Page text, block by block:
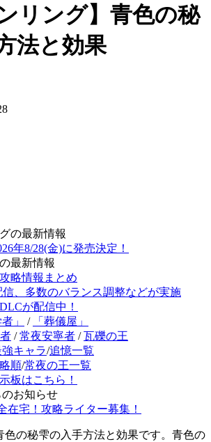
リング】青色の秘
法と効果
の最新情報
年8/28(金)に発売決定！
最新情報
略情報まとめ
信、多数のバランス調整などが実施
が配信中！
者」 /
「葬儀屋」
/常夜安寧者 /瓦礫の王
キャラ/追憶一覧
順/常夜の王一覧
板はこちら！
のお知らせ
在宅！攻略ライター募集！
色の秘雫の入手方法と効果です。青色の